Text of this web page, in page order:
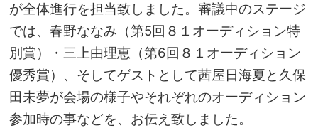
が全体進行を担当致しました。審議中のステージ
では、春野ななみ（第5回８１オーディション特
別賞）・三上由理恵（第6回８１オーディション
優秀賞）、そしてゲストとして茜屋日海夏と久保
田未夢が会場の様子やそれぞれのオーディション
参加時の事などを、お伝え致しました。